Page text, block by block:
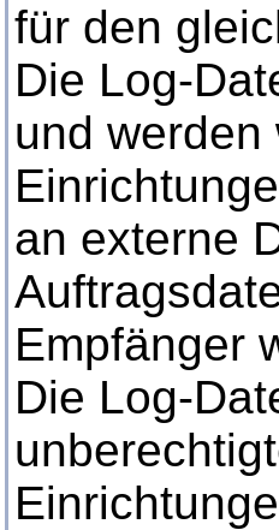
für den
Die Log-
und werden
an externe
Empfänger
Die Log-